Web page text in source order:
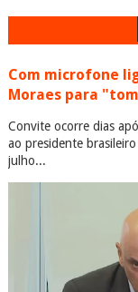
Com microfone
Moraes para
Convite ocorre dias
ao presidente
julho...